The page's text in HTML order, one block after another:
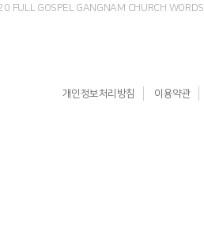
FULL GOSPEL GANGNAM CHURCH WORDS
개인정보처리방침 이용약관